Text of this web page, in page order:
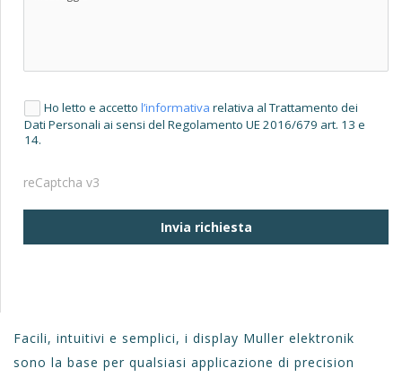
Ho letto e accettol’informativa relativa al Trattamento dei
Dati Personali ai sensi del Regolamento UE 2016/679 art. 13 e
14.
reCaptcha v3
Invia richiesta
Facili, intuitivi e semplici, i display Muller elektronik
sono la base per qualsiasi applicazione di precision